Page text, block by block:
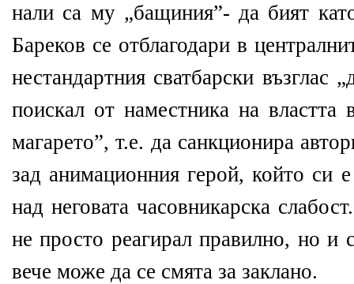
нали са му „бащиния”- да бият
Бареков се отблагодари в
нестандартния сватбарски
поискал от наместника на властта
магарето”, т.е. да санкционира
зад анимационния герой, който си
над неговата часовникарска
не просто реагирал правилно, но и
вече може да се смята за заклано.